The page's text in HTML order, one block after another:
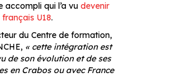
accompli qui l’a vu devenir
U18.
du Centre de formation,
« cette intégration est
de son évolution et de ses
en Crabos ou avec France